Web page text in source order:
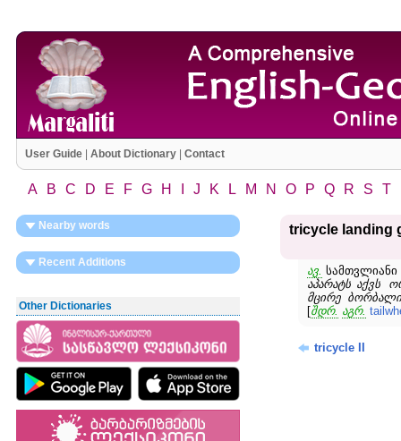
User Guide| About Dictionary| Contact
A B C D E F G H J K L M N O P Q R S T
Nearby words
Recent Additions
Other Dictionaries
tricycle landing
ავ. სამთვლიანი
აპარატს აქვს
მცირე
[შდრ. აგრ.
tricycle II